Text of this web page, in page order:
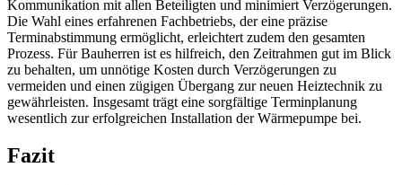
Kommunikation mit allen Beteiligten und minimiert Verzögerungen.
Die Wahl eines erfahrenen Fachbetriebs, der eine präzise
Terminabstimmung ermöglicht, erleichtert zudem den gesamten
Prozess. Für Bauherren ist es hilfreich, den Zeitrahmen gut im Blick
zu behalten, um unnötige Kosten durch Verzögerungen zu
vermeiden und einen zügigen Übergang zur neuen Heiztechnik zu
gewährleisten. Insgesamt trägt eine sorgfältige Terminplanung
wesentlich zur erfolgreichen Installation der Wärmepumpe bei.
Fazit